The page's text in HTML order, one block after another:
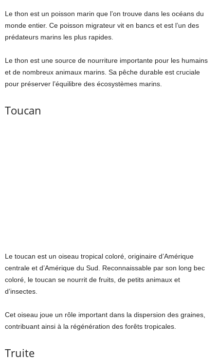
Le thon est un poisson marin que l’on trouve dans les océans du
monde entier. Ce poisson migrateur vit en bancs et est l’un des
prédateurs marins les plus rapides.
Le thon est une source de nourriture importante pour les humains
et de nombreux animaux marins. Sa pêche durable est cruciale
pour préserver l’équilibre des écosystèmes marins.
Toucan
Le toucan est un oiseau tropical coloré, originaire d’Amérique
centrale et d’Amérique du Sud. Reconnaissable par son long bec
coloré, le toucan se nourrit de fruits, de petits animaux et
d’insectes.
Cet oiseau joue un rôle important dans la dispersion des graines,
contribuant ainsi à la régénération des forêts tropicales.
Truite